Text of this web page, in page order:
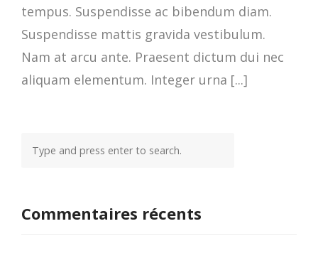
tempus. Suspendisse ac bibendum diam.
Suspendisse mattis gravida vestibulum.
Nam at arcu ante. Praesent dictum dui nec
aliquam elementum. Integer urna [...]
Commentaires récents